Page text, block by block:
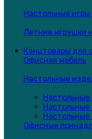
Настольные игры
Летние игрушки
Канцтовары для
Офисная мебель
Настольные
Настольные
Настольные
Настольные
Офисные